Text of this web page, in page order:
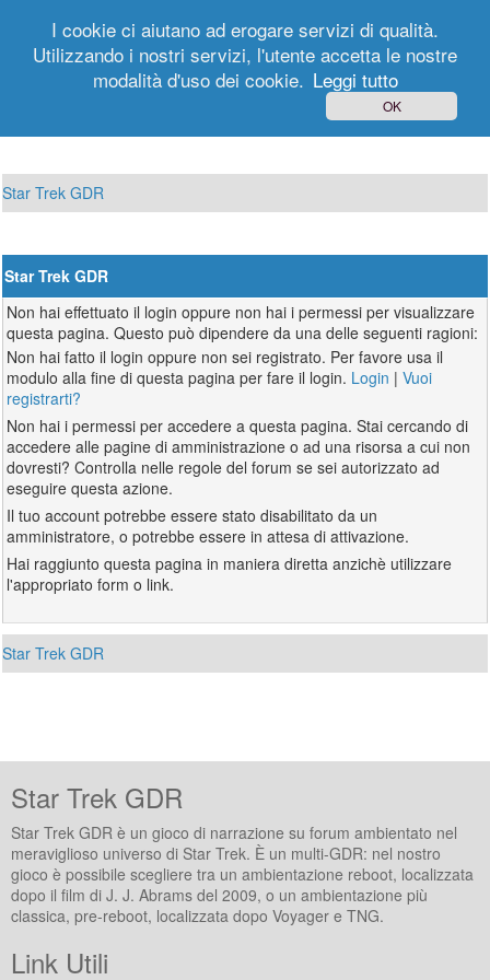
Registrati
Star Trek GDR
Star Trek GDR
Non hai effettuato il login oppure non hai i permessi per visualizzare
questa pagina. Questo può dipendere da una delle seguenti ragioni:
Non hai fatto il login oppure non sei registrato. Per favore usa il
modulo alla fine di questa pagina per fare il login. Login |Vuoi
registrarti?
Non hai i permessi per accedere a questa pagina. Stai cercando di
accedere alle pagine di amministrazione o ad una risorsa a cui non
dovresti? Controlla nelle regole del forum se sei autorizzato ad
eseguire questa azione.
Il tuo account potrebbe essere stato disabilitato da un
amministratore, o potrebbe essere in attesa di attivazione.
Hai raggiunto questa pagina in maniera diretta anzichè utilizzare
l'appropriato form o link.
Star Trek GDR
Star Trek GDR
Star Trek GDR è un gioco di narrazione su forum ambientato nel
meraviglioso universo di Star Trek. È un multi-GDR: nel nostro
gioco è possibile scegliere tra un ambientazione reboot, localizzata
dopo il film di J. J. Abrams del 2009, o un ambientazione più
classica, pre-reboot, localizzata dopo Voyager e TNG.
Link Utili
I cookie ci aiutano ad erogare servizi di qualità.
Utilizzando i nostri servizi, l'utente accetta le nostre
modalità d'uso dei cookie. Leggi tutto
OK